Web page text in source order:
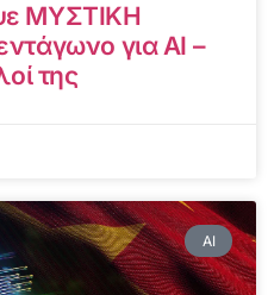
ΜΥΣΤΙΚΗ
για AI –
της
AI